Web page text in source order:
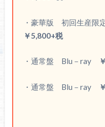
・豪華版 初回生産
￥5,800+税
・通常盤 Blu－ray
・通常盤 Blu－ray